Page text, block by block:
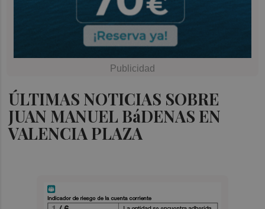
ÚLTIMAS NOTICIAS SOBRE
JUAN MANUEL BáDENAS EN
VALENCIA PLAZA